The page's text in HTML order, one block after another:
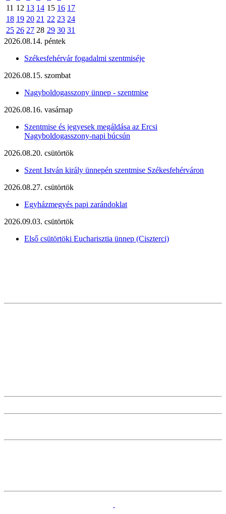
11 12 13 14 15 16 17
18 19 20 21 22 23 24
25 26 27 28 29 30 31
2026.08.14. péntek
Székesfehérvár fogadalmi szentmiséje
2026.08.15. szombat
Nagyboldogasszony ünnep - szentmise
2026.08.16. vasárnap
Szentmise és jegyesek megáldása az Ercsi
Nagyboldogasszony-napi búcsún
2026.08.20. csütörtök
Szent István király ünnepén szentmise Székesfehérváron
2026.08.27. csütörtök
Egyházmegyés papi zarándoklat
2026.09.03. csütörtök
Első csütörtöki Eucharisztia ünnep (Ciszterci)